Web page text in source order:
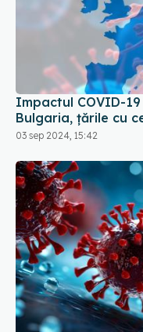
Impactul COVID-
Bulgaria, țările cu
03 sep 2024, 15:42